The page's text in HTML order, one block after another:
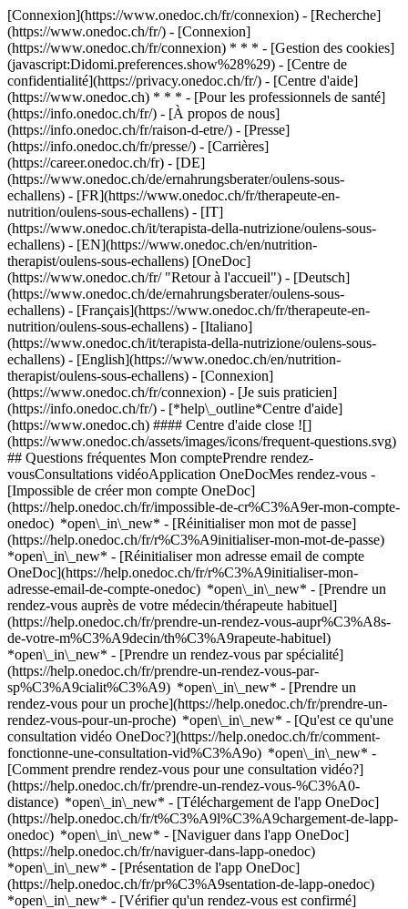
[Connexion](https://www.onedoc.ch/fr/connexion) - [Recherche]
(https://www.onedoc.ch/fr/) - [Connexion]
(https://www.onedoc.ch/fr/connexion) * * * - [Gestion des cookies]
(javascript:Didomi.preferences.show%28%29) - [Centre de
confidentialité](https://privacy.onedoc.ch/fr/) - [Centre d'aide]
(https://www.onedoc.ch) * * * - [Pour les professionnels de santé]
(https://info.onedoc.ch/fr/) - [À propos de nous]
(https://info.onedoc.ch/fr/raison-d-etre/) - [Presse]
(https://info.onedoc.ch/fr/presse/) - [Carrières]
(https://career.onedoc.ch/fr) - [DE]
(https://www.onedoc.ch/de/ernahrungsberater/oulens-sous-
echallens) - [FR](https://www.onedoc.ch/fr/therapeute-en-
nutrition/oulens-sous-echallens) - [IT]
(https://www.onedoc.ch/it/terapista-della-nutrizione/oulens-sous-
echallens) - [EN](https://www.onedoc.ch/en/nutrition-
therapist/oulens-sous-echallens) [OneDoc]
(https://www.onedoc.ch/fr/ "Retour à l'accueil") - [Deutsch]
(https://www.onedoc.ch/de/ernahrungsberater/oulens-sous-
echallens) - [Français](https://www.onedoc.ch/fr/therapeute-en-
nutrition/oulens-sous-echallens) - [Italiano]
(https://www.onedoc.ch/it/terapista-della-nutrizione/oulens-sous-
echallens) - [English](https://www.onedoc.ch/en/nutrition-
therapist/oulens-sous-echallens) - [Connexion]
(https://www.onedoc.ch/fr/connexion) - [Je suis praticien]
(https://info.onedoc.ch/fr/) - [*help\_outline*Centre d'aide]
(https://www.onedoc.ch) #### Centre d'aide close ![]
(https://www.onedoc.ch/assets/images/icons/frequent-questions.svg)
## Questions fréquentes Mon comptePrendre rendez-
vousConsultations vidéoApplication OneDocMes rendez-vous -
[Impossible de créer mon compte OneDoc]
(https://help.onedoc.ch/fr/impossible-de-cr%C3%A9er-mon-compte-
onedoc) *open\_in\_new* - [Réinitialiser mon mot de passe]
(https://help.onedoc.ch/fr/r%C3%A9initialiser-mon-mot-de-passe)
*open\_in\_new* - [Réinitialiser mon adresse email de compte
OneDoc](https://help.onedoc.ch/fr/r%C3%A9initialiser-mon-
adresse-email-de-compte-onedoc) *open\_in\_new* - [Prendre un
rendez-vous auprès de votre médecin/thérapeute habituel]
(https://help.onedoc.ch/fr/prendre-un-rendez-vous-aupr%C3%A8s-
de-votre-m%C3%A9decin/th%C3%A9rapeute-habituel)
*open\_in\_new* - [Prendre un rendez-vous par spécialité]
(https://help.onedoc.ch/fr/prendre-un-rendez-vous-par-
sp%C3%A9cialit%C3%A9) *open\_in\_new* - [Prendre un
rendez-vous pour un proche](https://help.onedoc.ch/fr/prendre-un-
rendez-vous-pour-un-proche) *open\_in\_new* - [Qu'est ce qu'une
consultation vidéo OneDoc?](https://help.onedoc.ch/fr/comment-
fonctionne-une-consultation-vid%C3%A9o) *open\_in\_new* -
[Comment prendre rendez-vous pour une consultation vidéo?]
(https://help.onedoc.ch/fr/prendre-un-rendez-vous-%C3%A0-
distance) *open\_in\_new* - [Téléchargement de l'app OneDoc]
(https://help.onedoc.ch/fr/t%C3%A9l%C3%A9chargement-de-lapp-
onedoc) *open\_in\_new* - [Naviguer dans l'app OneDoc]
(https://help.onedoc.ch/fr/naviguer-dans-lapp-onedoc)
*open\_in\_new* - [Présentation de l'app OneDoc]
(https://help.onedoc.ch/fr/pr%C3%A9sentation-de-lapp-onedoc)
*open\_in\_new* - [Vérifier qu'un rendez-vous est confirmé](https://help.onedoc.ch/fr/v%C3%A9rifier-quun-rendez-vous-est-confirm%C3%A9) *open\_in\_new* - [Annuler un rendez-vous pris en ligne sur OneDoc](https://help.onedoc.ch/fr/annuler-un-rendez-vous-pris-en-ligne-sur-onedoc) *open\_in\_new* - [Je ne reçois pas de confirmation de rendez-vous](https://help.onedoc.ch/fr/je-ne-re%C3%A7ois-pas-de-confirmation-de-rendez-vous) *open\_in\_new* [Voir tous nos articles *open\_in\_new*](https://help.onedoc.ch/fr/) close ## Modifier votre recherche ![Maison avec un signe plus annonçant qu’une consultation peut être effectuée sur place](https://www.onedoc.ch/assets/images/icons/on-site.svg) Sur place ![Caméra avec un symbole lecture annonçant qu’une consultation peut être effectuée à distance en vidéo](https://www.onedoc.ch/assets/images/icons/remote.svg) À distance Rechercher #### Spécialités #### Praticiens #### Établissements edit Thérapeute en nutrition à Oulens-sous-Echallens tune Filtrer par Nouveaux patients*keyboard\_arrow\_down* - Acceptés*check\_circle* Langue parlée*keyboard\_arrow\_down* - Allemand*check\_circle* - Anglais*check\_circle* - Arabe*check\_circle* - Bulgare*check\_circle* - Chinois*check\_circle* - Espagnol*check\_circle* - Français*check\_circle* - Hindi*check\_circle* - Italien*check\_circle* - Letton*check\_circle* - Néerlandais*check\_circle* - Portugais*check\_circle* - Russe*check\_circle* - Suédois*check\_circle* Sexe*keyboard\_arrow\_down* - Femme*check\_circle* - Homme*check\_circle* Réseau*keyboard\_arrow\_down* - ASCA*check\_circle* - RME*check\_circle* - NVS*check\_circle* - APTN*check\_circle* Disponibilité*keyboard\_arrow\_down* - Disponible aujourdhui*check\_circle* - Dans les 3 prochains jours*check\_circle* - Dans les 7 prochains jours*check\_circle* - Dans les 14 prochains jours*check\_circle* # Thérapeute en nutrition à Oulens-sous-Echallens: prenez rendez-vous en ligne aujourd'hui ## 1 résultat à Oulens-sous-Echallens [![Mme Beilei Ye, masseuse thérapeutique à Oulens-sous-Echallens](https://assets.onedoc.ch/images/users/18a704e84dcdba74625db09d0db4f1a9e5ba9c5340d2f1182ae8a9ad2234b515-small.jpg "Mme Beilei Ye, masseuse thérapeutique à Oulens-sous-Echallens")](https://www.onedoc.ch/fr/masseuse-therapeutique/oulens-sous-echallens/pcr85/beilei-ye) ### [Mme Beilei Ye](https://www.onedoc.ch/fr/masseuse-therapeutique/oulens-sous-echallens/pcr85/beilei-ye) ![Badge indiquant un profil vérifié](https://www.onedoc.ch/assets/images/icons/checkmark.svg) [Masseuse thérapeutique](https://www.onedoc.ch/fr/masseur-therapeutique/oulens-sous-echallens), Thérapeute en nutrition Institut Medichina Chemin sur le Gor 1 1377 Oulens-sous-Echallens ![Mme Beilei Ye est affiliée au réseau ASCA](https://assets.onedoc.ch/images/networks/logos/496d325fd4282f2f0a46197dd629fd16fcd2d324839e441a2a65aaa74df08a15-small.png)![Mme Beilei Ye est affiliée au réseau RME](https://assets.onedoc.ch/images/networks/logos/a202aabd14cdddb5ff03205af2481fb805645ff903773c55a6c572d22f23762e-small.png) ![Icône patient avec un signe plus annonçant que le professionnel accepte de nouveaux patients](https://www.onedoc.ch/assets/images/icons/new-patients.svg)Accepte les nouveaux patients [Réserver un RDV](https://www.onedoc.ch/fr/masseuse-therapeutique/oulens-sous-echallens/pcr85/beilei-ye) *chevron\_left* lun. 03 août *chevron\_right* Voir plus de rendez-vous *error\_outline* Une erreur s'est produite lors du chargement des disponibilités [Réessayer](https://www.onedoc.ch) ## __Thérapeutes en nutrition__: d'autres spécialistes sont réservables en ligne dans les environs de __Oulens-sous-Echallens__ [![M. Yann Perrenoud, thérapeute en hypnose à Goumoëns](https://assets.onedoc.ch/images/users/49c162733896fbaac34c8bcccbcb1caa8048c122f5a9e26b667baeab1dbc0152-small.png "M. Yann Perrenoud, thérapeute en hypnose à Goumoëns")](https://www.onedoc.ch/fr/therapeute-en-hypnose/goumoens/pcrou/yann-perrenoud) ### [M. Yann Perrenoud](https://www.onedoc.ch/fr/therapeute-en-hypnose/goumoens/pcrou/yann-perrenoud) ![Badge indiquant un profil vérifié](https://www.onedoc.ch/assets/images/icons/checkmark.svg) [Thérapeute en hypnose](https://www.onedoc.ch/fr/therapeute-en-hypnose/goumoens), [Thérapeute en nutrition](https://www.onedoc.ch/fr/therapeute-en-nutrition/goumoens) Focus Hypnose | Cabinet Goumoens-La-Ville Chemin de Pierre aux Oies 2F 1376 Goumoëns ![M. Yann Perrenoud est affilié au réseau ASCA](https://assets.onedoc.ch/images/networks/logos/496d325fd4282f2f0a46197dd629fd16fcd2d324839e441a2a65aaa74df08a15-small.png)![M. Yann Perrenoud est affilié au réseau RME](https://assets.onedoc.ch/images/networks/logos/a202aabd14cdddb5ff03205af2481fb805645ff903773c55a6c572d22f23762e-small.png) ![Icône patient avec un signe plus annonçant que le professionnel accepte de nouveaux patients](https://www.onedoc.ch/assets/images/icons/new-patients.svg)Accepte les nouveaux patients [Réserver un RDV](https://www.onedoc.ch/fr/therapeute-en-hypnose/goumoens/pcrou/yann-perrenoud) *chevron\_left* lun. 03 août *chevron\_right* Voir plus de rendez-vous *error\_outline* Une erreur s'est produite lors du chargement des disponibilités [Réessayer](https://www.onedoc.ch) [![Mme Crystelle Echenard, thérapeute en nutrition à Echallens](https://assets.onedoc.ch/images/users/d3f93e7417beaf8713606f162fd53e9988d68626f2f9b5aa8e05e1b45e07aec3-small.jpg "Mme Crystelle Echenard, thérapeute en nutrition à Echallens")](https://www.onedoc.ch/fr/therapeute-en-nutrition/echallens/pcspj/crystelle-echenard) ### [Mme Crystelle Echenard](https://www.onedoc.ch/fr/therapeute-en-nutrition/echallens/pcspj/crystelle-echenard) ![Badge indiquant un profil vérifié](https://www.onedoc.ch/assets/images/icons/checkmark.svg) [Thérapeute en nutrition](https://www.onedoc.ch/fr/therapeute-en-nutrition/echallens) Nola NUTRITION Chemin de la Clopette 14 1040 Echallens ![Mme Crystelle Echenard est affiliée au réseau ASCA](https://assets.onedoc.ch/images/networks/logos/496d325fd4282f2f0a46197dd629fd16fcd2d324839e441a2a65aaa74df08a15-small.png) ![Icône patient avec un signe plus annonçant que le professionnel accepte de nouveaux patients](https://www.onedoc.ch/assets/images/icons/new-patients.svg)Accepte les nouveaux patients [Réserver un RDV](https://www.onedoc.ch/fr/therapeute-en-nutrition/echallens/pcspj/crystelle-echenard) *chevron\_left* lun. 03 août *chevron\_right* Voir plus de rendez-vous *error\_outline* Une erreur s'est produite lors du chargement des disponibilités [Réessayer](https://www.onedoc.ch) [![Mme Sarah Del Boca, naturopathe MCO/TEN à Cheseaux-sur-Lausanne](https://assets.onedoc.ch/images/users/2de4070dbfc72a77260547e4356f2a2444f7788183fa4c300c4caa1b70cd1c27-small.jpg "Mme Sarah Del Boca, naturopathe MCO/TEN à Cheseaux-sur-Lausanne")](https://www.onedoc.ch/fr/naturopathe-mco-ten/cheseaux-sur-lausanne/pcrv9/sarah-del-boca) ### [Mme Sarah Del Boca](https://www.onedoc.ch/fr/naturopathe-mco-ten/cheseaux-sur-lausanne/pcrv9/sarah-del-boca) ![Badge indiquant un profil vérifié](https://www.onedoc.ch/assets/images/icons/checkmark.svg) [Naturopathe MCO/TEN](https://www.onedoc.ch/fr/naturopathe-mco-ten/cheseaux-sur-lausanne), [Thérapeute en nutrition](https://www.onedoc.ch/fr/therapeute-en-nutrition/cheseaux-sur-lausanne) Cabinet – Cheseaux-sur-Lausanne Chemin de Sorécot 33 1033 Cheseaux-sur-Lausanne ![Mme Sarah Del Boca est affiliée au réseau RME](https://assets.onedoc.ch/images/networks/logos/a202aabd14cdddb5ff03205af2481fb805645ff903773c55a6c572d22f23762e-small.png) ![Icône patient avec un signe plus annonçant que le professionnel accepte de nouveaux patients](https://www.onedoc.ch/assets/images/icons/new-patients.svg)Accepte les nouveaux patients [Réserver un RDV](https://www.onedoc.ch/fr/naturopathe-mco-ten/cheseaux-sur-lausanne/pcrv9/sarah-del-boca) [![Mme Débora Johannot, naturopathe MCO/TEN à Echallens](https://assets.onedoc.ch/images/users/30af4cf20989fab5d6e99924f75878641bb068f718a72a47184fda02f7e3fa2a-small.jpg "Mme Débora Johannot, naturopathe MCO/TEN à Echallens")](https://www.onedoc.ch/fr/naturopathe-mco-ten/echallens/pc4p6/debora-johannot) ### [Mme Débora Johannot](https://www.onedoc.ch/fr/naturopathe-mco-ten/echallens/pc4p6/debora-johannot) ![Badge indiquant un profil vérifié](https://www.onedoc.ch/assets/images/icons/checkmark.svg) [Naturopathe MCO/TEN](https://www.onedoc.ch/fr/naturopathe-mco-ten/echallens) Cabinet des Sages-femmes du Bourg Route de Lausanne 31 1040 Echallens ![Mme Débora Johannot est affiliée au réseau ASCA](https://assets.onedoc.ch/images/networks/logos/496d325fd4282f2f0a46197dd629fd16fcd2d324839e441a2a65aaa74df08a15-small.png) ![Icône patient avec un signe plus annonçant que le professionnel accepte de nouveaux patients](https://www.onedoc.ch/assets/images/icons/new-patients.svg)Accepte les nouveaux patients [Réserver un RDV](https://www.onedoc.ch/fr/naturopathe-mco-ten/echallens/pc4p6/debora-johannot) [![Mme Sandrine Varela, psychologue à Echallens](https://assets.onedoc.ch/images/users/a17ca3daaaf5e2d5967df4e81d953651c2ebc7c016f52a610533b1901c215d04-small.jpg "Mme Sandrine Varela, psychologue à Echallens")](https://www.onedoc.ch/fr/psychologue/echallens/pcwa6/sandrine-varela) ### [Mme Sandrine Varela](https://www.onedoc.ch/fr/psychologue/echallens/pcwa6/sandrine-varela) ![Badge indiquant un profil vérifié](https://www.onedoc.ch/assets/images/icons/checkmark.svg) [Psychologue](https://www.onedoc.ch/fr/psychologue/echallens) c/o Coeur et Corps Rue de l'Ancienne Poste 1 1040 Echallens ![Mme Sandrine Varela est affiliée au réseau ASCA](https://assets.onedoc.ch/images/networks/logos/496d325fd4282f2f0a46197dd629fd16fcd2d324839e441a2a65aaa74df08a15-small.png) ![Icône patient avec un signe moins annonçant que le professionnel n’accepte pas de nouveaux patients](https://www.onedoc.ch/assets/images/icons/no-new-patients.svg)N'accepte pas de nouveaux patients [Réserver u